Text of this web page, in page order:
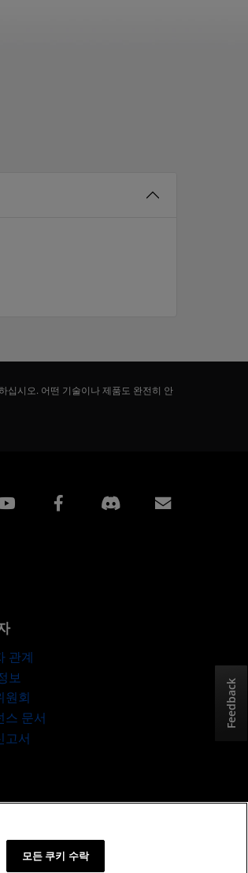
십시오. 어떤 기술이나 제품도 완전히 안
Facebook
관계
보
원회
스 문서
고서
Feedback
모든 쿠키 수락